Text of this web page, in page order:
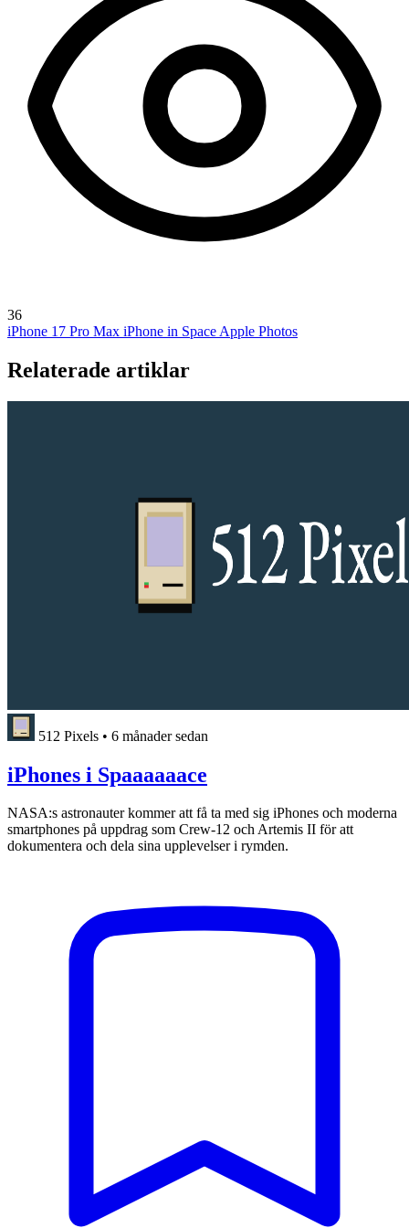
36
iPhone 17 Pro Max iPhone in Space Apple Photos
Relaterade artiklar
512 Pixels • 6 månader sedan
iPhones i Spaaaaaace
NASA:s astronauter kommer att få ta med sig iPhones och moderna
smartphones på uppdrag som Crew-12 och Artemis II för att
dokumentera och dela sina upplevelser i rymden.